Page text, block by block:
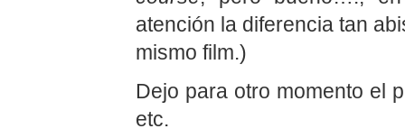
atención la diferencia tan
mismo film.)
Dejo para otro momento el
etc.